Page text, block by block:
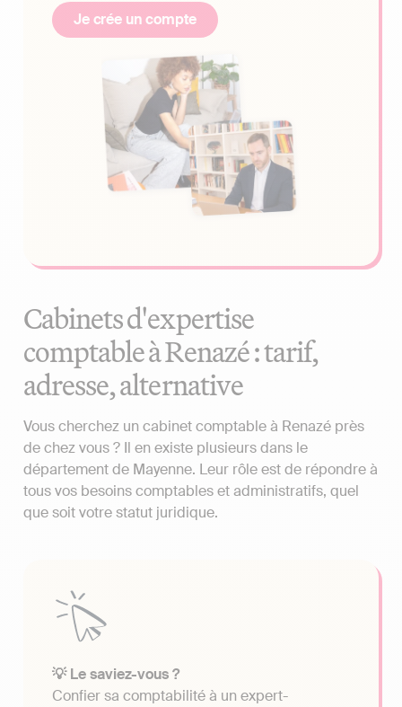
Je crée un compte
Cabinets d'expertise
comptable à Renazé : tarif,
adresse, alternative
Vous cherchez un cabinet comptable à Renazé près
de chez vous ? Il en existe plusieurs dans le
département de Mayenne. Leur rôle est de répondre à
tous vos besoins comptables et administratifs, quel
que soit votre statut juridique.
💡 Le saviez-vous ?
Confier sa comptabilité à un expert-